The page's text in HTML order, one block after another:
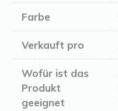
Farbe
Verkauft pro
Wofür ist das
Produkt
geeignet